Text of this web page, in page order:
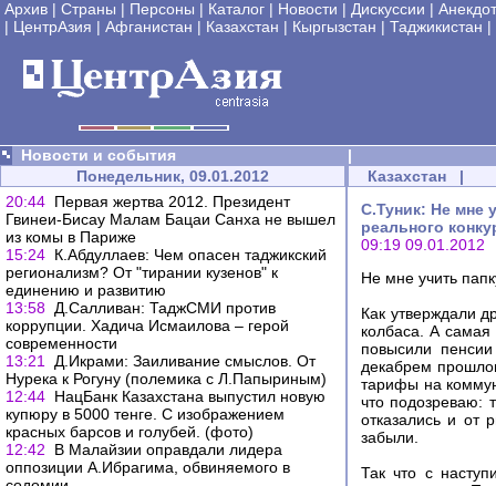
Архив | Страны | Персоны | Каталог | Новости | Дискуссии |
| ЦентрАзия | Афганистан | Казахстан | Кыргызстан | Таджикистан |
Новости и события
|
Понедельник, 09.01.2012
20:44 Первая жертва 2012. Президент
Гвинеи-Бисау Малам Бацаи Санха не вышел
из комы в Париже
15:24 К.Абдуллаев: Чем опасен таджикский
регионализм? От "тирании кузенов" к
единению и развитию
13:58 Д.Салливан: ТаджСМИ против
коррупции. Хадича Исмаилова – герой
современности
13:21
Д.Икрами: Заиливание смыслов. От
Нурека к Рогуну (полемика с Л.Папыриным)
12:44 НацБанк Казахстана выпустил новую
купюру в 5000 тенге. С изображением
красных барсов и голубей. (фото)
12:42
В Малайзии оправдали лидера
оппозиции А.Ибрагима, обвиняемого в
Казахстан |
С.Туник: Не мне
реального
09:19 09.01.2012
Не мне учить
Как утверждали
колбаса. А самая
повысили
декабрем
тарифы на
что подозреваю:
отказались и от
забыли.
Так что с